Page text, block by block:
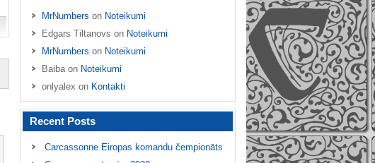
MrNumbers on Noteikumi
Edgars Tiltanovs on Noteikumi
MrNumbers on Noteikumi
Baibaon Noteikumi
onlyalex on Kontakti
Recent Posts
Carcassonne Eiropas komandu čempionāts